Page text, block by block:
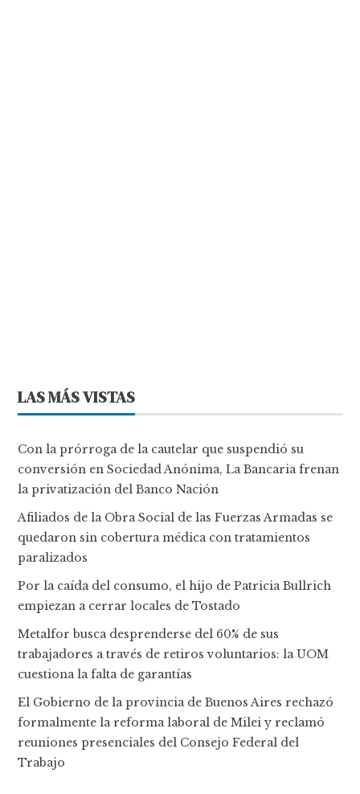
LAS MÁS VISTAS
Con la prórroga de la cautelar que suspendió su
conversión en Sociedad Anónima, La Bancaria frenan
la privatización del Banco Nación
Afiliados de la Obra Social de las Fuerzas Armadas se
quedaron sin cobertura médica con tratamientos
paralizados
Por la caída del consumo, el hijo de Patricia Bullrich
empiezan a cerrar locales de Tostado
Metalfor busca desprenderse del 60% de sus
trabajadores a través de retiros voluntarios: la UOM
cuestiona la falta de garantías
El Gobierno de la provincia de Buenos Aires rechazó
formalmente la reforma laboral de Milei y reclamó
reuniones presenciales del Consejo Federal del
Trabajo